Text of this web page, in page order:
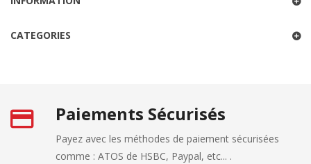
CATEGORIES
Paiements Sécurisés
Payez avec les méthodes de paiement sécurisées
comme : ATOS de HSBC, Paypal, etc... .